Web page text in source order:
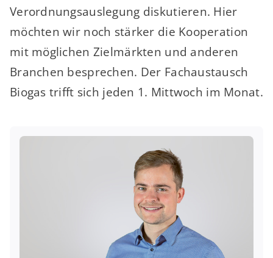
Verordnungsauslegung diskutieren. Hier
möchten wir noch stärker die Kooperation
mit möglichen Zielmärkten und anderen
Branchen besprechen. Der Fachaustausch
Biogas trifft sich jeden 1. Mittwoch im Monat.